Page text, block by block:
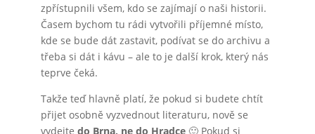
zpřístupnili všem, kdo se zajímají o naši historii.
Časem bychom tu rádi vytvořili příjemné místo,
kde se bude dát zastavit, podívat se do archivu a
třeba si dát i kávu – ale to je další krok, který nás
teprve čeká.
Takže teď hlavně platí, že pokud si budete chtít
přijet osobně vyzvednout literaturu, nově se
vydejte do Brna, ne do Hradce🙂 Pokud si